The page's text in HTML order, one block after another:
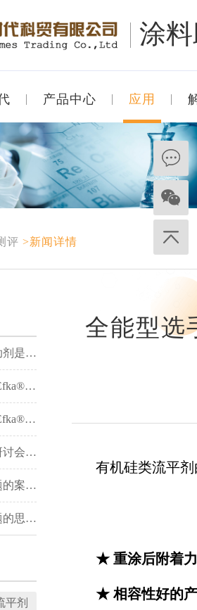
涂
产品中心 应用
评 >新闻详情
易清洁助剂和抗涂鸦助剂是一回事吗...
透明氧化铁分散专家-Efka® PX 4321&amp;Efka® PX 4330&amp;Dispex® Ultra CX 4452...
透明氧化铁分散专家-Efka® PX 4321&amp;Efka® PX 4330&amp;Dispex® Ultra CX 4452...
巴斯夫助剂天津技术研讨会成功举办...
高效破解浮色发花问题的案例分析（二）...
高效破解浮色发花问题的思路及案例分析（一）...
平剂
全能型
有机硅类流平
★ 重涂后附着
★ 相容性好的